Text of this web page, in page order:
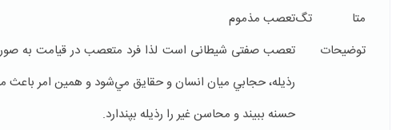
متا تگ
توضیحات
تعصب مذموم
تعصب صفتی شیطانی است لذا فرد متعصب در قیامت به
رذيله، حجابي ميان انسان و حقايق مي‌شود و همين امر باعث
حسنه ببيند و محاسن غير را رذيله بپندارد.